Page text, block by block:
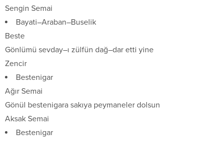
Sengin Semai
Bayati–Araban–Buselik
Beste
Gönlümü sevday–ı zülfün dağ–dar etti yine
Zencir
Bestenigar
Ağır Semai
Gönül bestenigara sakıya peymaneler dolsun
Aksak Semai
Bestenigar